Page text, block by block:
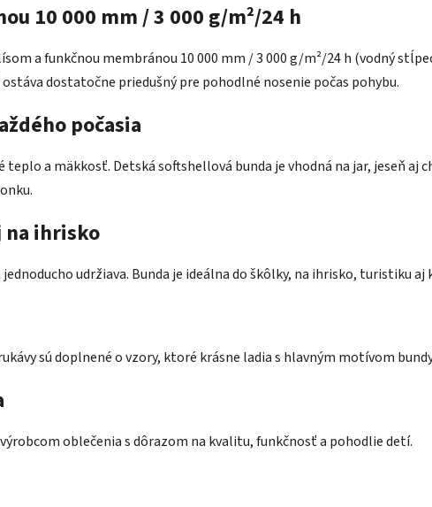
10 000 mm / 3 000 g/m²/24 h
a funkčnou membránou 10 000 mm / 3 000 g/m²/24 h (vodný
dostatočne priedušný pre pohodlné nosenie počas pohybu.
počasia
a mäkkosť. Detská softshellová bunda je vhodná na jar, jeseň aj
na ihrisko
udržiava. Bunda je ideálna do škôlky, na ihrisko, turistiku aj
sú doplnené o vzory, ktoré krásne ladia s hlavným motívom
oblečenia s dôrazom na kvalitu, funkčnosť a pohodlie detí.